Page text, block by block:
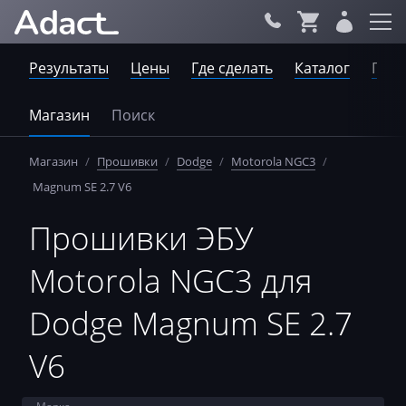
Результаты Цены Где сделать Каталог
Магазин Поиск
Магазин / Прошивки / Dodge / Motorola NGC3 /
Magnum SE 2.7 V6
Прошивки ЭБУ
Motorola NGC3 для
Dodge Magnum SE 2.7
V6